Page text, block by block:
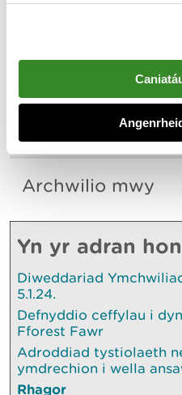
neu
Archwilio mwy
Yn yr adran
Diweddariad
5.1.24.
Defnyddio ceffylau i
Fforest Fawr
Adroddiad tystiolaeth
ymdrechion i wella
Rhagor